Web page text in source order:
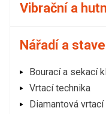
Vibrační a
Nářadí a
Bourací a sekací
Vrtací technika
Diamantová